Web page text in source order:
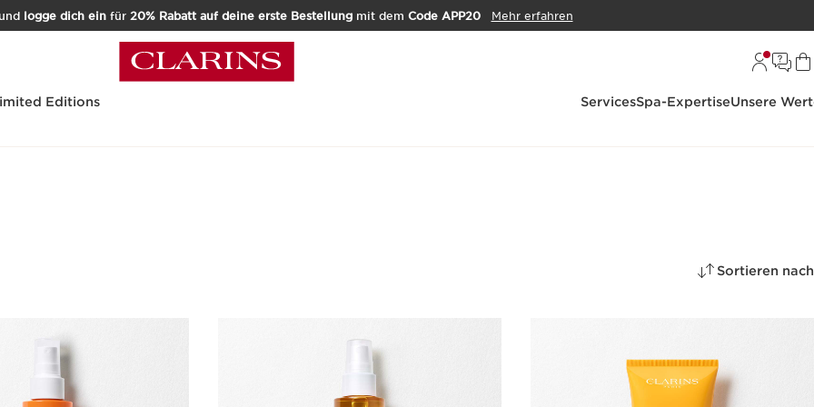
logge dich einfür 20% Rabatt auf deine erste Bestellungmit dem Code APP20 Mehr erfahren
Editions ServicesSpa-ExpertiseUnsere
Sortieren nach